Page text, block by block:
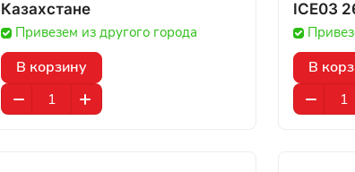
Казахстане
Привезем из другого города
В корзину
ICE03
В